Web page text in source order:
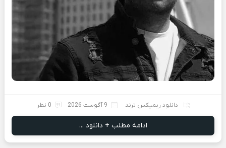
دانلود ریمیکس ترند 9 آگوست 2026 0 نظر
ادامه مطلب + دانلود ...